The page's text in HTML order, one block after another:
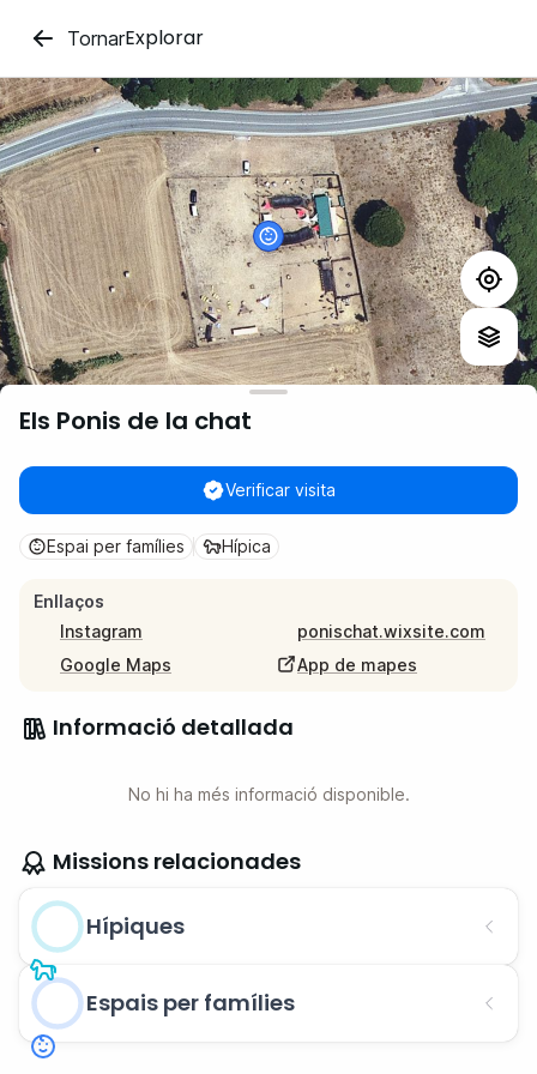
TornarExplorar
Els Ponis de la chat
Verificar visita
Espai per famílies Hípica
Enllaços
Instagram
ponischat.wixsite.com
Google Maps
App de mapes
Informació detallada
No hi ha més informació disponible.
Missions relacionades
Hípiques
Espais per famílies